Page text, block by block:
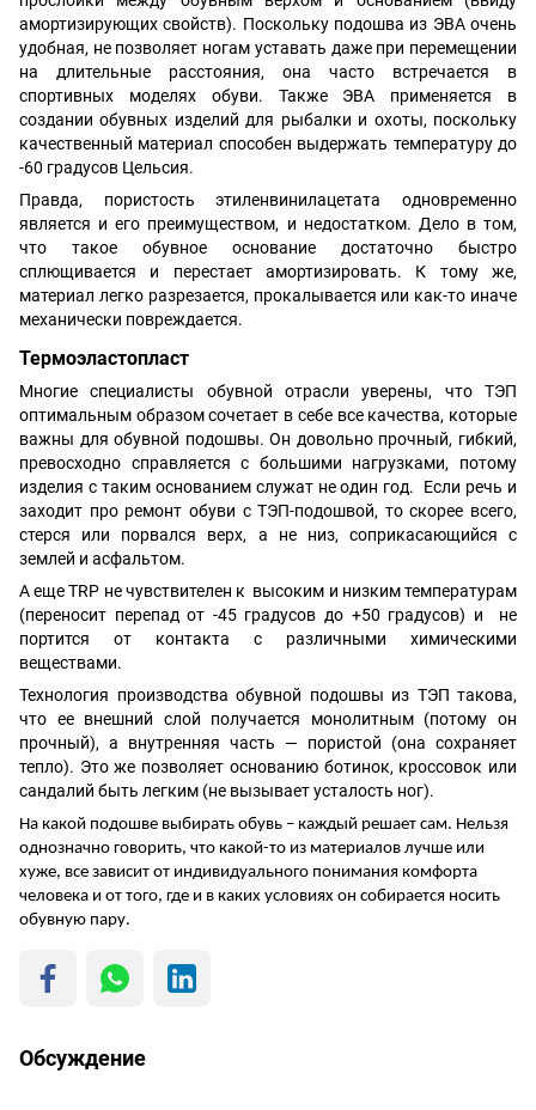
амортизирующих свойств). Поскольку подошва из ЭВА очень
удобная, не позволяет ногам уставать даже при перемещении
на длительные расстояния, она часто встречается в
спортивных моделях обуви. Также ЭВА применяется в
создании обувных изделий для рыбалки и охоты, поскольку
качественный материал способен выдержать температуру до
-60 градусов Цельсия.
Правда, пористость этиленвинилацетата одновременно
является и его преимуществом, и недостатком. Дело в том,
что такое обувное основание достаточно быстро
сплющивается и перестает амортизировать. К тому же,
материал легко разрезается, прокалывается или как-то иначе
механически повреждается.
Термоэластопласт
Многие специалисты обувной отрасли уверены, что ТЭП
оптимальным образом сочетает в себе все качества, которые
важны для обувной подошвы. Он довольно прочный, гибкий,
превосходно справляется с большими нагрузками, потому
изделия с таким основанием служат не один год. Если речь и
заходит про ремонт обуви с ТЭП-подошвой, то скорее всего,
стерся или порвался верх, а не низ, соприкасающийся с
землей и асфальтом.
А еще TRP не чувствителен к высоким и низким температурам
(переносит перепад от -45 градусов до +50 градусов) и не
портится от контакта с различными химическими
веществами.
Технология производства обувной подошвы из ТЭП такова,
что ее внешний слой получается монолитным (потому он
прочный), а внутренняя часть — пористой (она сохраняет
тепло). Это же позволяет основанию ботинок, кроссовок или
сандалий быть легким (не вызывает усталость ног).
На какой подошве выбирать обувь – каждый решает сам. Нельзя
однозначно говорить, что какой-то из материалов лучше или
хуже, все зависит от индивидуального понимания комфорта
человека и от того, где и в каких условиях он собирается носить
обувную пару.
Обсуждение